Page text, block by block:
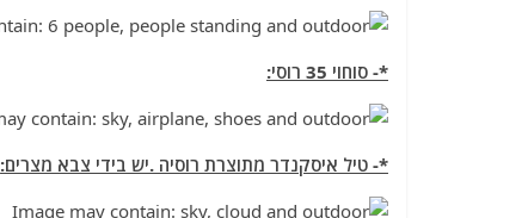
*- סוחוי 35 רוסי:
*- טיל איסקנדר מתוצרת רוסיה .יש בידי צבא מצרים: